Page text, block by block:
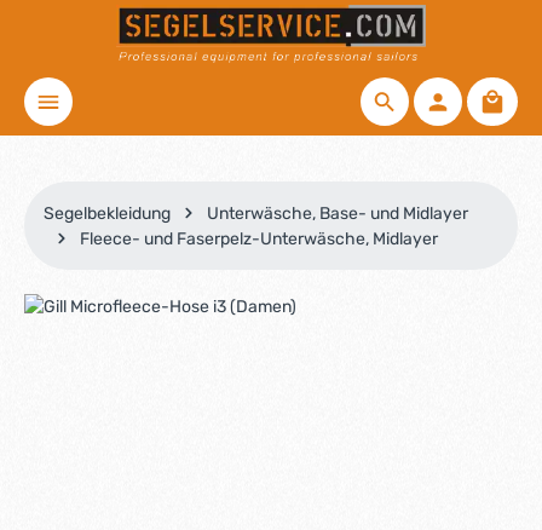
Zum Hauptinhalt springen
Segelbekleidung
Unterwäsche, Base- und Midlayer
Fleece- und Faserpelz-Unterwäsche, Midlayer
Bildergalerie überspringen